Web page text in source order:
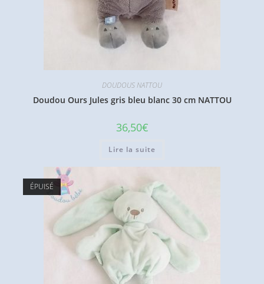
DOUDOUS NATTOU
Doudou Ours Jules gris bleu blanc 30 cm NATTOU
36,50€
Lire la suite
ÉPUISÉ